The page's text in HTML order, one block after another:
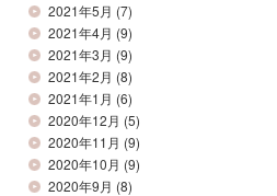
2021年5月 (7)
2021年4月 (9)
2021年3月 (9)
2021年2月 (8)
2021年1月 (6)
2020年12月 (5)
2020年11月 (9)
2020年10月 (9)
2020年9月 (8)